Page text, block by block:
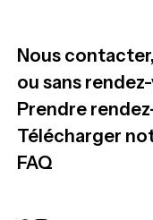
Nous
ou sans
Prendre
Télécharger
FAQ